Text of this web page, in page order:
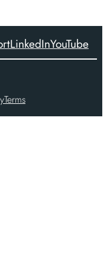
LinkedInYouTube
Terms